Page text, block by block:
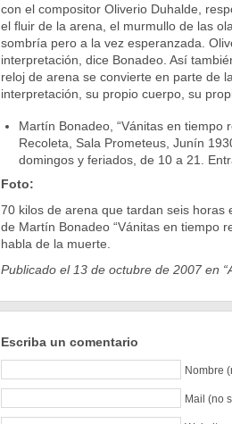
con el compositor Oliverio Duhalde,
el fluir de la arena, el murmullo de las
sombría pero a la vez esperanzada.
interpretación, dice Bonadeo. Así
reloj de arena se convierte en parte de
interpretación, su propio cuerpo, su
Martín Bonadeo, “Vánitas en tiempo
Recoleta, Sala Prometeus, Junín
domingos y feriados, de 10 a 21.
Foto:
70 kilos de arena que tardan seis horas
de Martín Bonadeo “Vánitas en tiempo
habla de la muerte.
Publicado el 13 de octubre de 2007 en
Escriba un comentario
Nombre
Mail (no